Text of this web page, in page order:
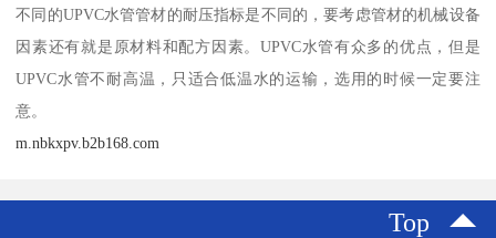
不同的UPVC水管管材的耐压指标是不同的，要考虑管材的机械设备
因素还有就是原材料和配方因素。UPVC水管有众多的优点，但是
UPVC水管不耐高温，只适合低温水的运输，选用的时候一定要注
意。
m.nbkxpv.b2b168.com
Top